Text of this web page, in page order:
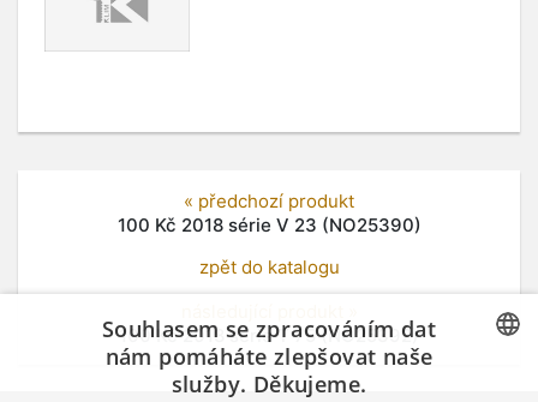
« předchozí produkt
100 Kč 2018 série V 23 (NO25390)
zpět do katalogu
100 Kč 2018 série T 75 (NO25392)
Souhlasem se zpracováním dat
nám pomáháte zlepšovat naše
služby. Děkujeme.